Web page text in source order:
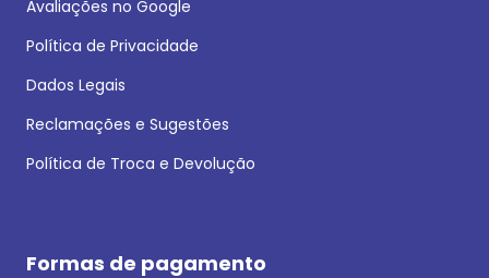
Avaliações no Google
Política de Privacidade
Dados Legais
Reclamações e Sugestões
Política de Troca e Devolução
Formas de pagamento